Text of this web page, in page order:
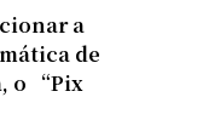
a
de
o “Pix